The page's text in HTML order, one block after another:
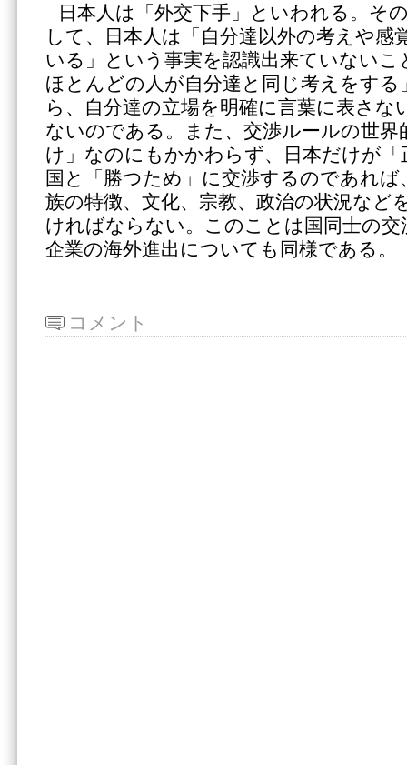
日本人は「外交下手」といわれる。そ
して、日本人は「自分達以外の考えや感
いる」という事実を認識出来ていないこ
ほとんどの人が自分達と同じ考えをす
ら、自分達の立場を明確に言葉に表さな
ないのである。また、交渉ルールの世界
け」なのにもかかわらず、日本だけが「
国と「勝つため」に交渉するのであれば
族の特徴、文化、宗教、政治の状況など
ければならない。このことは国同士の
企業の海外進出についても同様である。
コメント